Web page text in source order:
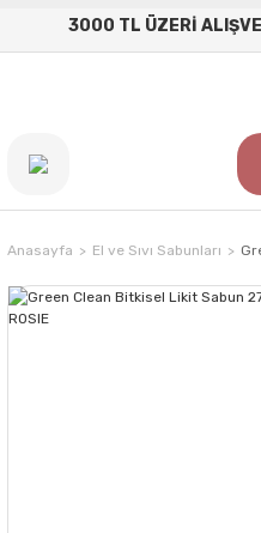
3000 TL ÜZERİ
Anasayfa El ve Sıvı Sabunları